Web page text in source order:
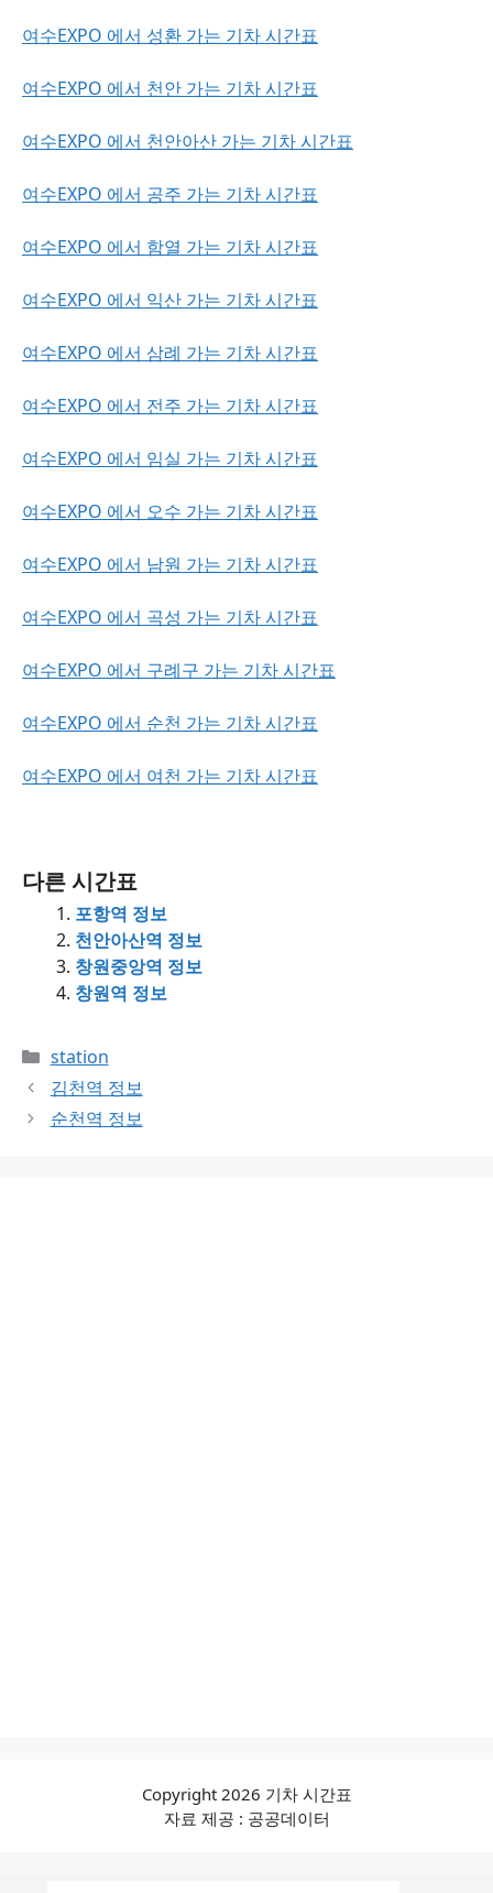
여수EXPO 에서 성환 가는 기차 시간표
여수EXPO 에서 천안 가는 기차 시간표
여수EXPO 에서 천안아산 가는 기차 시간표
여수EXPO 에서 공주 가는 기차 시간표
여수EXPO 에서 함열 가는 기차 시간표
여수EXPO 에서 익산 가는 기차 시간표
여수EXPO 에서 삼례 가는 기차 시간표
여수EXPO 에서 전주 가는 기차 시간표
여수EXPO 에서 임실 가는 기차 시간표
여수EXPO 에서 오수 가는 기차 시간표
여수EXPO 에서 남원 가는 기차 시간표
여수EXPO 에서 곡성 가는 기차 시간표
여수EXPO 에서 구례구 가는 기차 시간표
여수EXPO 에서 순천 가는 기차 시간표
여수EXPO 에서 여천 가는 기차 시간표
다른 시간표
포항역 정보
천안아산역 정보
창원중앙역 정보
창원역 정보
Categories
station
김천역 정보
순천역 정보
Copyright 2026 기차 시간표
자료 제공 : 공공데이터